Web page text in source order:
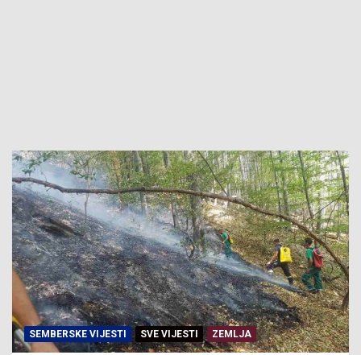
SEMBERSKE VIJESTI SVE VIJESTI ZEMLJA